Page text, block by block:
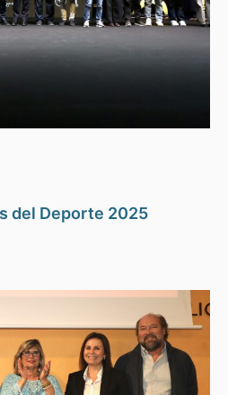
del Deporte 2025